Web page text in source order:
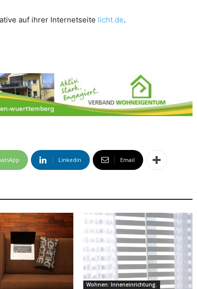
auf ihrer Internetseite licht.de.
Linkedin Email
Wohnen: Inneneinrichtung.